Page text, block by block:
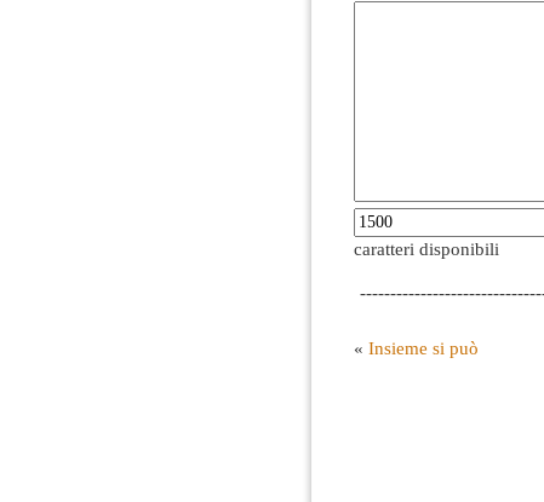
caratteri disponibili
« Insieme si può